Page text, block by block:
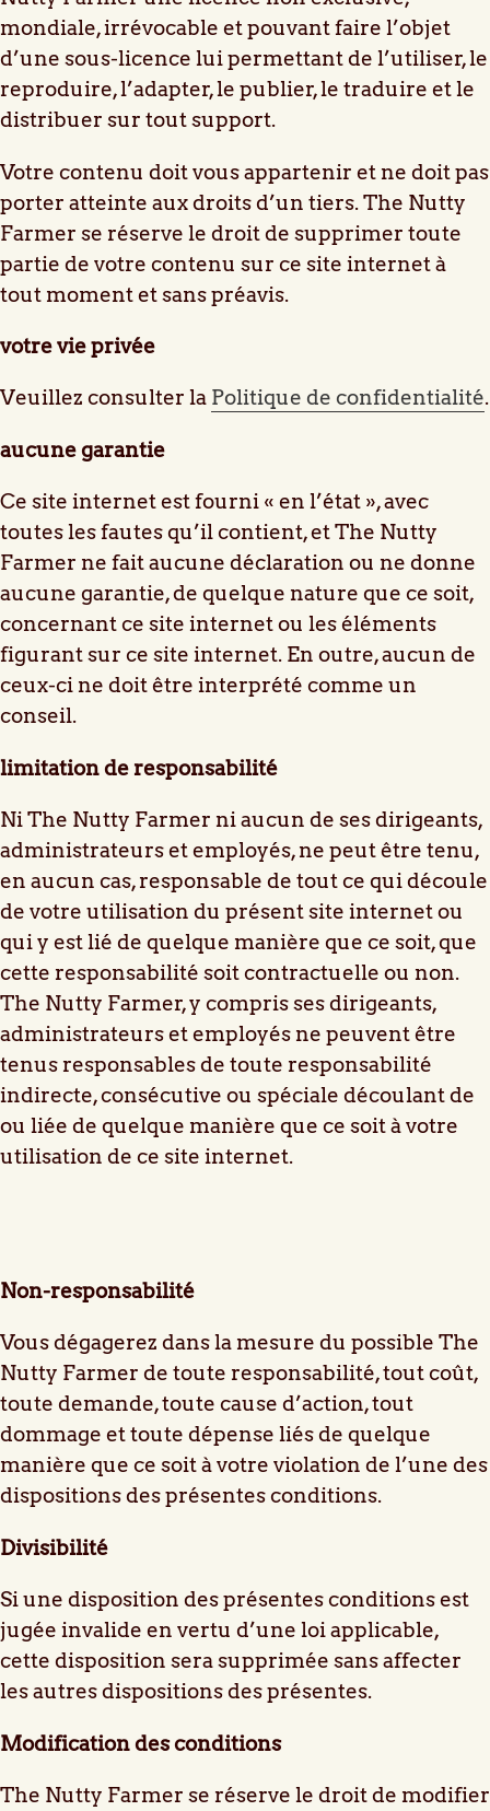
mondiale, irrévocable et pouvant faire l’objet
d’une sous-licence lui permettant de l’utiliser, le
reproduire, l’adapter, le publier, le traduire et le
distribuer sur tout support.
Votre contenu doit vous appartenir et ne doit pas
porter atteinte aux droits d’un tiers. The Nutty
Farmer se réserve le droit de supprimer toute
partie de votre contenu sur ce site internet à
tout moment et sans préavis.
votre vie privée
Veuillez consulter la Politique de confidentialité.
aucune garantie
Ce site internet est fourni « en l’état », avec
toutes les fautes qu’il contient, et The Nutty
Farmer ne fait aucune déclaration ou ne donne
aucune garantie, de quelque nature que ce soit,
concernant ce site internet ou les éléments
figurant sur ce site internet. En outre, aucun de
ceux-ci ne doit être interprété comme un
conseil.
limitation de responsabilité
Ni The Nutty Farmer ni aucun de ses dirigeants,
administrateurs et employés, ne peut être tenu,
en aucun cas, responsable de tout ce qui découle
de votre utilisation du présent site internet ou
qui y est lié de quelque manière que ce soit, que
cette responsabilité soit contractuelle ou non.
The Nutty Farmer, y compris ses dirigeants,
administrateurs et employés ne peuvent être
tenus responsables de toute responsabilité
indirecte, consécutive ou spéciale découlant de
ou liée de quelque manière que ce soit à votre
utilisation de ce site internet.
Non-responsabilité
Vous dégagerez dans la mesure du possible The
Nutty Farmer de toute responsabilité, tout coût,
toute demande, toute cause d’action, tout
dommage et toute dépense liés de quelque
manière que ce soit à votre violation de l’une des
dispositions des présentes conditions.
Divisibilité
Si une disposition des présentes conditions est
jugée invalide en vertu d’une loi applicable,
cette disposition sera supprimée sans affecter
les autres dispositions des présentes.
Modification des conditions
The Nutty Farmer se réserve le droit de modifier